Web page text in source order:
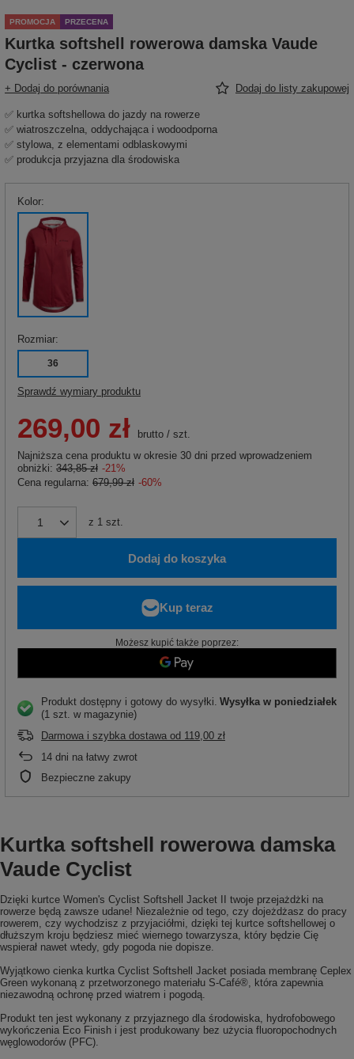
PROMOCJA PRZECENA
Kurtka softshell rowerowa damska Vaude
Cyclist - czerwona
+ Dodaj do porównania Dodaj do listy zakupowej
✅ kurtka softshellowa do jazdy na rowerze
✅ wiatroszczelna, oddychająca i wodoodporna
✅ stylowa, z elementami odblaskowymi
✅ produkcja przyjazna dla środowiska
Kolor
Rozmiar
36
Sprawdź wymiary produktu
269,00 zł brutto / szt.
Najniższa cena produktu w okresie 30 dni przed wprowadzeniem
obniżki: 343,85 zł -21%
Cena regularna: 679,99 zł -60%
z 1 szt.
Dodaj do koszyka
Możesz kupić także poprzez:
Produkt dostępny i gotowy do wysyłki Wysyłka w poniedziałek
(1 szt. w magazynie)
Darmowa i szybka dostawa od 119,00 zł
14 dni na łatwy zwrot
Bezpieczne zakupy
Kurtka softshell rowerowa damska
Vaude Cyclist
Dzięki kurtce Women's Cyclist Softshell Jacket II twoje przejażdżki na
rowerze będą zawsze udane! Niezależnie od tego, czy dojeżdżasz do pracy
rowerem, czy wychodzisz z przyjaciółmi, dzięki tej kurtce softshellowej o
dłuższym kroju będziesz mieć wiernego towarzysza, który będzie Cię
wspierał nawet wtedy, gdy pogoda nie dopisze.
Wyjątkowo cienka kurtka Cyclist Softshell Jacket posiada membranę Ceplex
Green wykonaną z przetworzonego materiału S-Café®, która zapewnia
niezawodną ochronę przed wiatrem i pogodą.
Produkt ten jest wykonany z przyjaznego dla środowiska, hydrofobowego
wykończenia Eco Finish i jest produkowany bez użycia fluoropochodnych
węglowodorów (PFC).